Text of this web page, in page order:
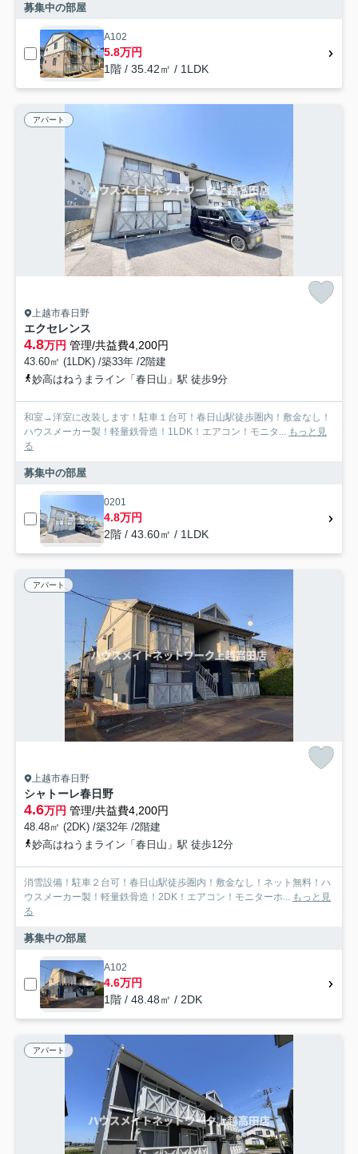
募集中の部屋
A102
5.8万円
1階 / 35.42㎡ / 1LDK
アパート
上越市春日野
エクセレンス
4.8万円 管理/共益費4,200円
43.60㎡ (1LDK) /築33年 /2階建
妙高はねうまライン「春日山」駅 徒歩9分
和室→洋室に改装します！駐車１台可！春日山駅徒歩圏内！敷金なし！
ハウスメーカー製！軽量鉄骨造！1LDK！エアコン！モニタ... もっと見
る
募集中の部屋
0201
4.8万円
2階 / 43.60㎡ / 1LDK
アパート
上越市春日野
シャトーレ春日野
4.6万円 管理/共益費4,200円
48.48㎡ (2DK) /築32年 /2階建
妙高はねうまライン「春日山」駅 徒歩12分
消雪設備！駐車２台可！春日山駅徒歩圏内！敷金なし！ネット無料！ハ
ウスメーカー製！軽量鉄骨造！2DK！エアコン！モニターホ... もっと見
る
募集中の部屋
A102
4.6万円
1階 / 48.48㎡ / 2DK
アパート